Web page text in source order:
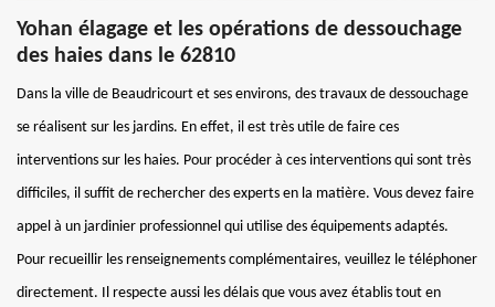
Yohan élagage et les opérations de dessouchage
des haies dans le 62810
Dans la ville de Beaudricourt et ses environs, des travaux de dessouchage
se réalisent sur les jardins. En effet, il est très utile de faire ces
interventions sur les haies. Pour procéder à ces interventions qui sont très
difficiles, il suffit de rechercher des experts en la matière. Vous devez faire
appel à un jardinier professionnel qui utilise des équipements adaptés.
Pour recueillir les renseignements complémentaires, veuillez le téléphoner
directement. Il respecte aussi les délais que vous avez établis tout en